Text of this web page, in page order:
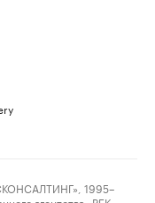
1995–